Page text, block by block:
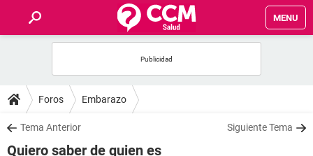
MENU
FOROS
SALUD
Foros Embarazo
Tema Anterior Siguiente Tema
Quiero saber de quien es